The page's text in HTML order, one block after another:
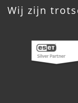
Wij zijn